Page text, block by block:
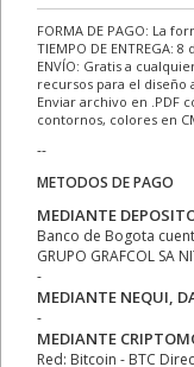
FORMA DE PAGO: La
TIEMPO DE ENTREGA: 8
ENVÍO: Gratis a
recursos para el diseño
Enviar archivo en .PDF
contornos, colores en
--
METODOS DE PAGO
MEDIANTE
Banco de Bogota
GRUPO GRAFCOL SA
-
MEDIANTE NEQUI,
-
MEDIANTE
Red: Bitcoin - BTC